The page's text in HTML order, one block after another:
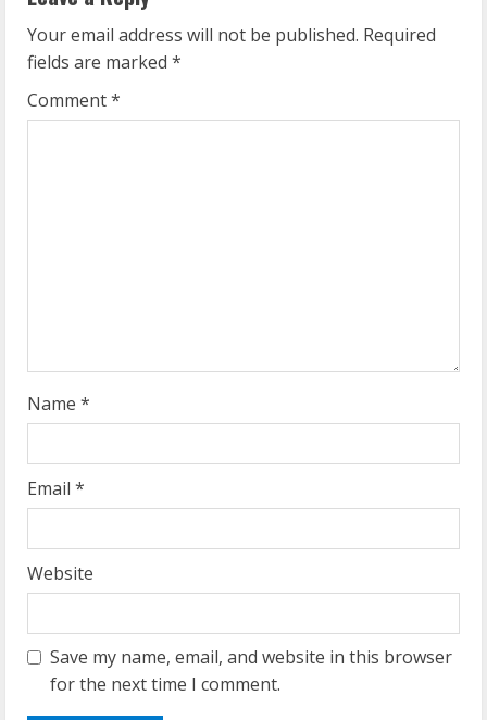
u
e
R
g
Your email address will not be published. Required
fields are marked *
Comment*
Name *
Email *
Website
Save my name, email, and website in this browser
for the next time I comment.